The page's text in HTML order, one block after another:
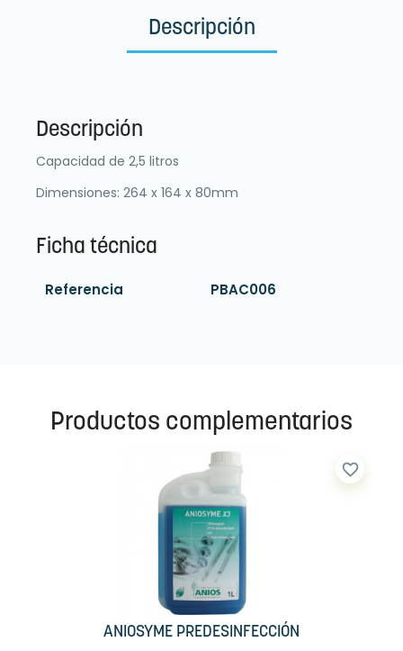
Descripción
Descripción
Capacidad de 2,5 litros
Dimensiones: 264 x 164 x 80mm
Ficha técnica
Referencia PBAC006
Productos complementarios
ANIOSYME PREDESINFECCIÓN
favorite_border